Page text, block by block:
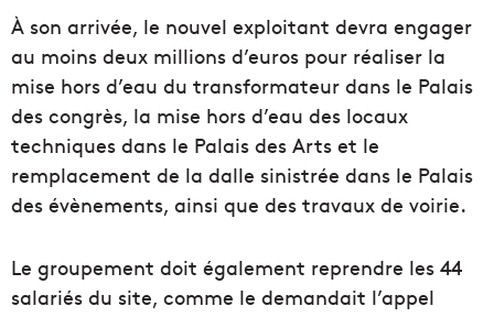
À son arrivée, le nouvel exploitant devra engager
au moins deux millions d’euros pour réaliser la
mise hors d’eau du transformateur dans le Palais
des congrès, la mise hors d’eau des locaux
techniques dans le Palais des Arts et le
remplacement de la dalle sinistrée dans le Palais
des évènements, ainsi que des travaux de voirie.
Le groupement doit également reprendre les 44
salariés du site, comme le demandait l’appel